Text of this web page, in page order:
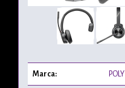
Marca: POLY